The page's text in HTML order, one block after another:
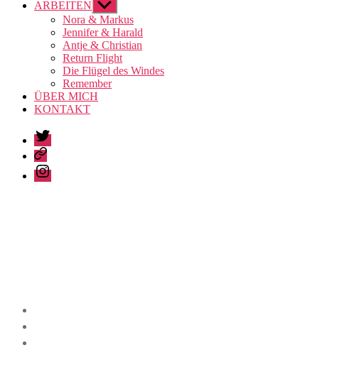
ARBEITEN Untermenü
anzeigen
Nora & Markus
Jennifer & Harald
Antje & Christian
Return Flight
Die Flügel des Windes
Remember
ÜBER MICH
KONTAKT
Twitter
Pinterest
Instagram